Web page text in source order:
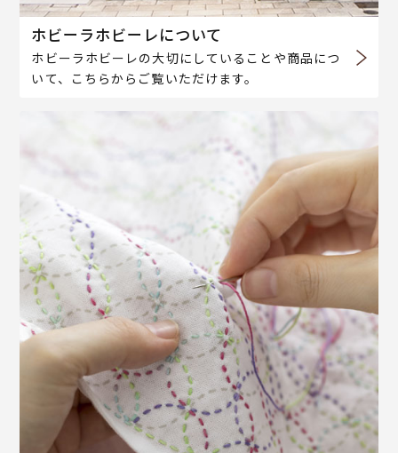
ホビーラホビーレについて
ホビーラホビーレの大切にしていることや商品につ
いて、こちらからご覧いただけます。